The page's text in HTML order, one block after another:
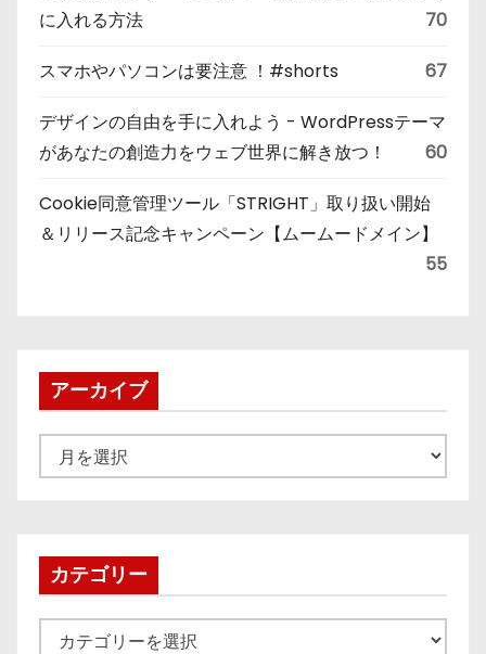
に入れる方法
70
スマホやパソコンは要注意 ！#shorts 67
デザインの自由を手に入れよう - WordPressテーマ
があなたの創造力をウェブ世界に解き放つ！
60
Cookie同意管理ツール「STRIGHT」取り扱い開始
＆リリース記念キャンペーン【ムームードメイン】
55
アーカイブ
ー
ブカテゴリー